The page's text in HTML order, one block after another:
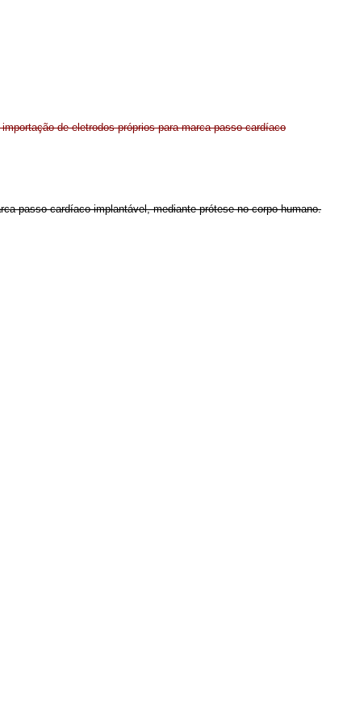
de eletrodos próprios para marca-passo cardíaco
passo cardíaco implantável, mediante prótese no corpo humano.